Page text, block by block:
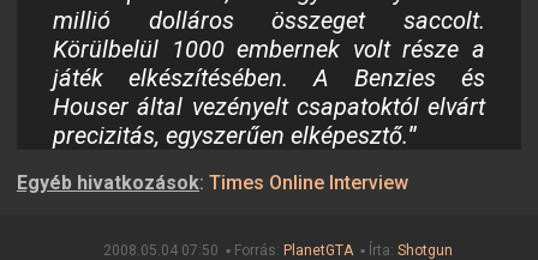
millió dolláros összeget saccolt.
Körülbelül 1000 embernek volt része a
játék elkészítésében. A Benzies és
Houser által vezényelt csapatoktól elvárt
precizitás, egyszerűen elképesztő."
Egyéb hivatkozások: Times Online Interview
2008.05.04 07:50 ▪ Forrás: PlanetGTA▪ Írta: Shotgun